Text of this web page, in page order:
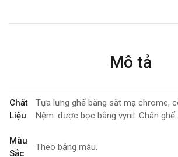
Mô tả
Chất
Liệu
Tựa lưng ghế bằng sắt mạ chrome,
Nệm: được bọc bằng vynil. Chân
Màu
Sắc
Theo bảng màu.